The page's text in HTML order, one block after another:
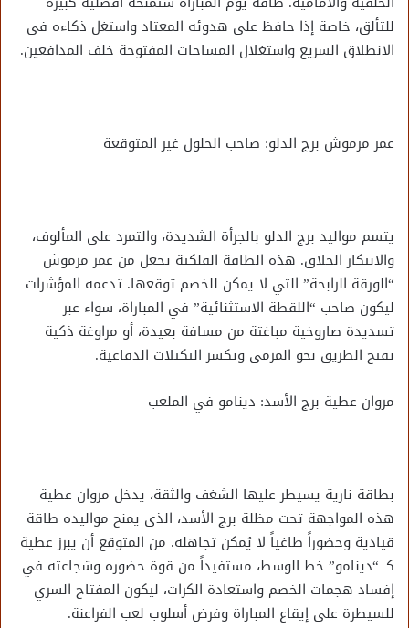
للتألق، خاصة إذا حافظ على هدوئه المعتاد واستغل ذكاءه في
الانطلاق السريع واستغلال المساحات المفتوحة خلف المدافعين.
عمر مرموش برج الدلو: صاحب الحلول غير المتوقعة
يتسم مواليد برج الدلو بالجرأة الشديدة، والتمرد على المألوف،
والابتكار الخلاق. هذه الطاقة الفلكية تجعل من عمر مرموش
“الورقة الرابحة” التي لا يمكن للخصم توقعها. تدعمه المؤشرات
ليكون صاحب “اللقطة الاستثنائية” في المباراة، سواء عبر
تسديدة صاروخية مباغتة من مسافة بعيدة، أو مراوغة ذكية
تفتح الطريق نحو المرمى وتكسر التكتلات الدفاعية.
مروان عطية برج الأسد: دينامو في الملعب
بطاقة نارية يسيطر عليها الشغف والثقة، يدخل مروان عطية
هذه المواجهة تحت مظلة برج الأسد، الذي يمنح مواليده طاقة
قيادية وحضوراً طاغياً لا يُمكن تجاهله. من المتوقع أن يبرز عطية
كـ “دينامو” خط الوسط، مستفيداً من قوة حضوره وشجاعته في
إفساد هجمات الخصم واستعادة الكرات، ليكون المفتاح السري
للسيطرة على إيقاع المباراة وفرض أسلوب لعب الفراعنة.